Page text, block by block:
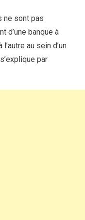
ne sont pas
d’une banque à
au sein d’un
par